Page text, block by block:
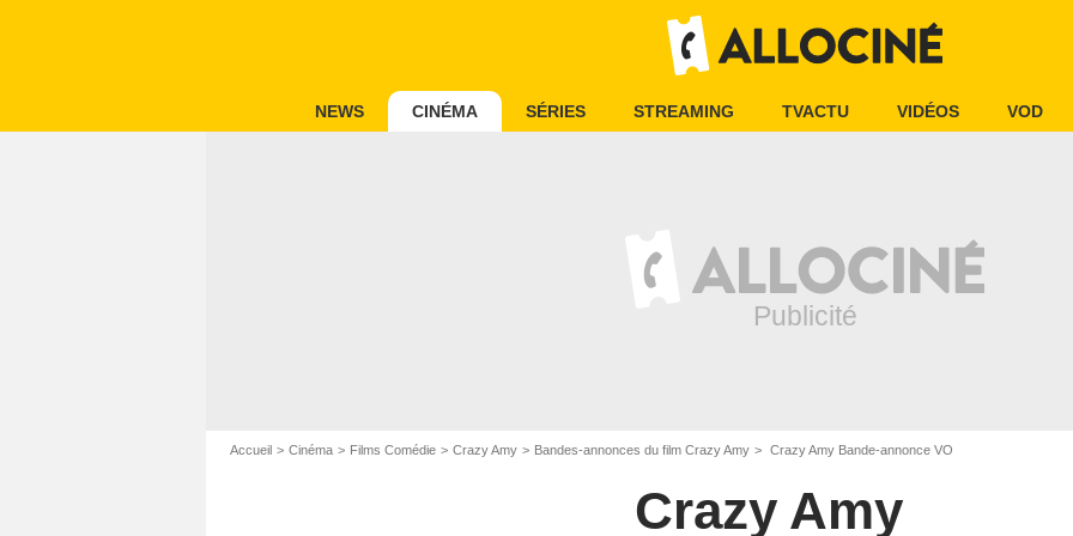
NEWS CINÉMA SÉRIES STREAMING TVACTU VIDÉOS VOD
Accueil Cinéma Films Comédie Crazy Amy Bandes-annonces du film Crazy Amy Crazy Amy Bande-annonce VO
Crazy Amy